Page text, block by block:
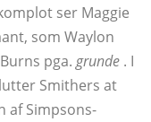
ser Maggie
som Waylon
pga.grunde . I
Smithers at
af ​​Simpsons-